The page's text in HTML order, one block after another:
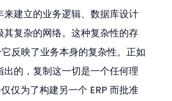
来建立的业务逻辑、数据库设计
其复杂的网络。这种复杂性的存
反映了业务本身的复杂性。正如
出的，复制这一切是一个任何理
仅为了构建另一个 ERP 而批准